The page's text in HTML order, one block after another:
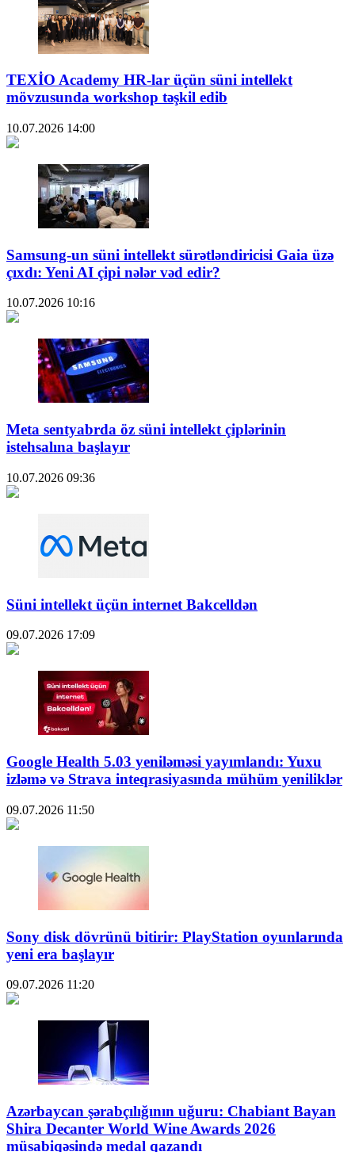
TEXİO Academy HR-lar üçün süni intellekt
mövzusunda workshop təşkil edib
10.07.2026 14:00
Samsung-un süni intellekt sürətləndiricisi Gaia üzə
çıxdı: Yeni AI çipi nələr vəd edir?
10.07.2026 10:16
Meta sentyabrda öz süni intellekt çiplərinin
istehsalına başlayır
10.07.2026 09:36
Süni intellekt üçün internet Bakcelldən
09.07.2026 17:09
Google Health 5.03 yeniləməsi yayımlandı: Yuxu
izləmə və Strava inteqrasiyasında mühüm yeniliklər
09.07.2026 11:50
Sony disk dövrünü bitirir: PlayStation oyunlarında
yeni era başlayır
09.07.2026 11:20
Azərbaycan şərabçılığının uğuru: Chabiant Bayan
Shira Decanter World Wine Awards 2026
müsabiqəsində medal qazandı